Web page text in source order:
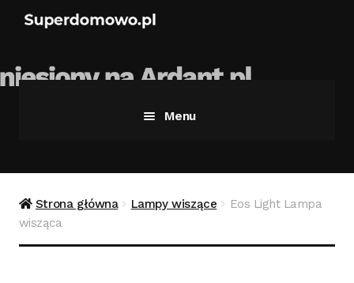
Menu
Bezpieczne zakupy
Strona główna Lampy wiszące
Eos Light Lampa
wisząca